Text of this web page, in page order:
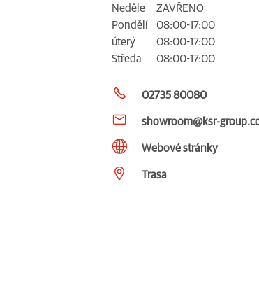
Neděle
ZAVŘENO
Pondělí
08:00-17:00
úterý
08:00-17:00
Středa
08:00-17:00
02735 80080
showroom@ksr-
Webové stránky
Trasa